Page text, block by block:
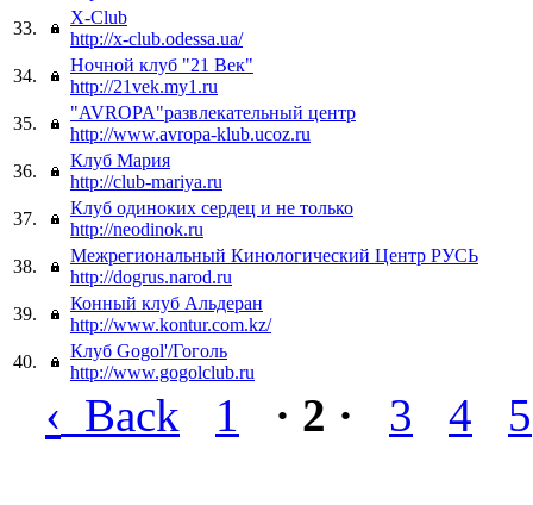
33.
X-Club
http://x-club.odessa.ua/
34.
Ночной клуб "21 Век"
http://21vek.my1.ru
35.
"AVROPA"развлекательный центр
http://www.avropa-klub.ucoz.ru
36.
Клуб Мария
http://club-mariya.ru
37.
Клуб одиноких сердец и не только
http://neodinok.ru
38.
Межрегиональный Кинологический Центр РУСЬ
http://dogrus.narod.ru
39.
Конный клуб Альдеран
http://www.kontur.com.kz/
40.
Клуб Gogol'/Гоголь
http://www.gogolclub.ru
‹ Back 1 · 2 · 3 4 5